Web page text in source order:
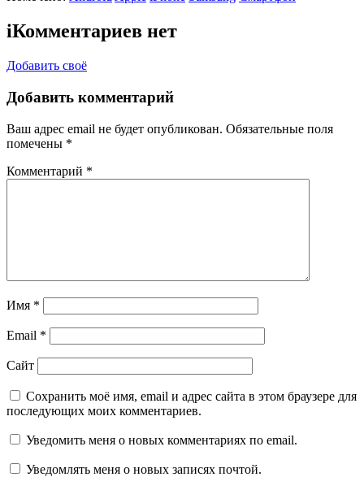
iКомментариев нет
Добавить своё
Добавить комментарий
Ваш адрес email не будет опубликован. Обязательные поля
помечены *
Комментарий *
Имя *
Email *
Сайт
Сохранить моё имя, email и адрес сайта в этом браузере для
последующих моих комментариев.
Уведомить меня о новых комментариях по email.
Уведомлять меня о новых записях почтой.